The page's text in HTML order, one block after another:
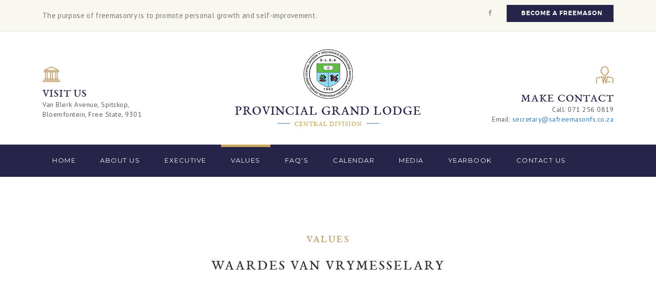
The purpose of freemasonry is to promote personal growth and self-improvement. BECOME A FREEMASON
VISIT US
Van Blerk Avenue, Spitskop,
Bloemfontein, Free State, 9301
PROVINCIAL GRAND LODGE
CENTRAL DIVISION
MAKE CONTACT
Call: 071 256 0819
Email: secretary@safreemasonfs.co.za
HOME ABOUT US EXECUTIVE VALUES FAQ'S CALENDAR MEDIA YEARBOOK CONTACT US
VALUES
WAARDES VAN VRYMESSELARY